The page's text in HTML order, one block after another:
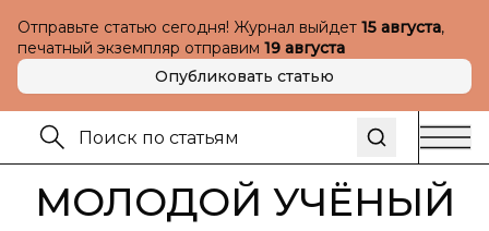
Отправьте статью сегодня! Журнал выйдет 15 августа,
печатный экземпляр отправим 19 августа
Опубликовать статью
МОЛОДОЙ УЧЁНЫЙ